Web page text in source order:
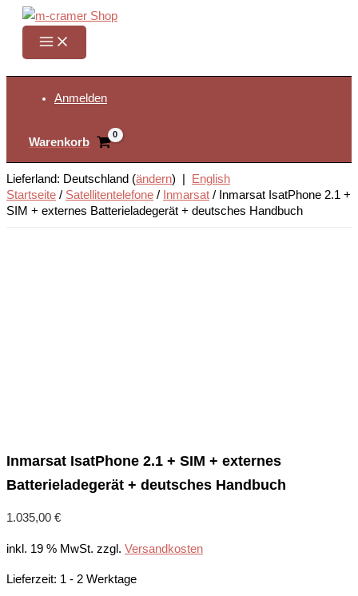
Zum
springen
Anmelden
Warenkorb
Lieferland: Deutschland (ändern) |
English
Startseite / Satellitentelefone / Inmarsat / Inmarsat IsatPhone 2.1 +
SIM + externes Batterieladegerät + deutsches Handbuch
Inmarsat IsatPhone 2.1 + SIM + externes
Batterieladegerät + deutsches Handbuch
1.035,00 €
inkl. 19 % MwSt. zzgl. Versandkosten
Lieferzeit: 1 - 2 Werktage